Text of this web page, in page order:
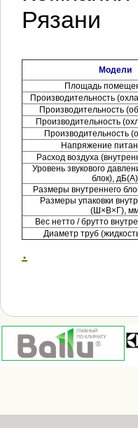
Рязани
Модели
Площадь
Производительность
Производительность
Производительность
Производительность
Напряжение
Расход воздуха
Уровень звукового
блок), дБ(А)
Размеры внутреннего
Размеры упаковки
(Ш×В×Г),
Вес нетто / брутто
Диаметр труб
.